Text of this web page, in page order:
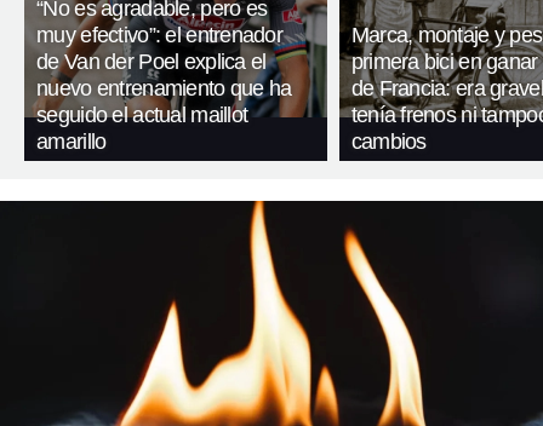
“No es agradable, pero es
muy efectivo”: el entrenador
de Van der Poel explica el
nuevo entrenamiento que ha
seguido el actual maillot
amarillo
Marca, montaje y
primera bici en ganar
de Francia: era
tenía frenos ni
cambios